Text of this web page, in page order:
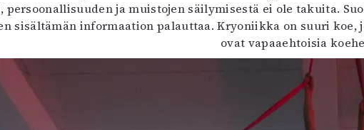
ja muistojen säilymisestä ei ole takuita.
sisältämän informaation palauttaa. Kryoniikka on suuri
ovat vapaaehtoisia